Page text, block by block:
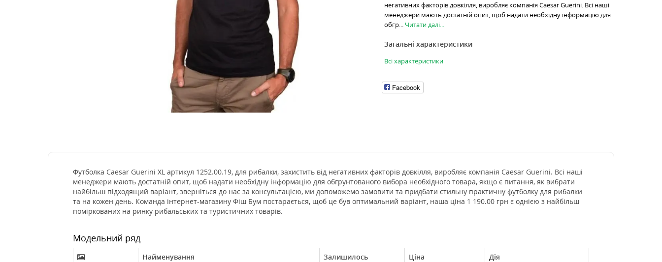
негативних факторів довкілля, виробляє компанія Caesar Guerini. Всі наші
менеджери мають достатній опит, щоб надати необхідну інформацію для
обгр... Читати далі...
Загальні характеристики
Всі характеристики
Facebook
Футболка Caesar Guerini XL артикул 1252.00.19, для рибалки, захистить від негативних факторів довкілля, виробляє компанія Caesar Guerini. Всі наші
менеджери мають достатній опит, щоб надати необхідну інформацію для обгрунтованого вибора необхідного товара, якщо є питання, як вибрати
найбільш підходящий варіант, зверніться до нас за консультацією, ми допоможемо замовити та придбати стильну практичну футболку для рибалки
та на кожен день. Команда інтернет-магазину Фіш Бум постарається, щоб це був оптимальний варіант, наша ціна 1 190.00 грн є однією з найбільш
поміркованих на ринку рибальських та туристичних товарів.
Модельний ряд
Найменування Залишилось Ціна
Дія